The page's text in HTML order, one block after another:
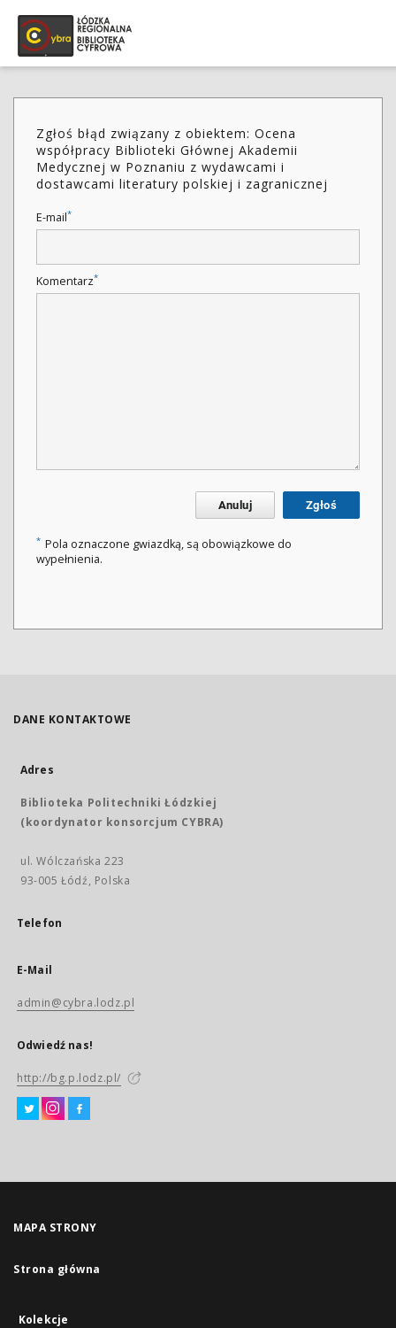
Zgłoś błąd związany z obiektem: Ocena
współpracy Biblioteki Głównej Akademii
Medycznej w Poznaniu z wydawcami i
dostawcami literatury polskiej i zagranicznej
E-mail*
Komentarz*
Anuluj Zgłoś
* Pola oznaczone gwiazdką, są obowiązkowe do
wypełnienia.
DANE KONTAKTOWE
Adres
Biblioteka Politechniki Łódzkiej
(koordynator konsorcjum CYBRA)
ul. Wólczańska 223
93-005 Łódź, Polska
Telefon
E-Mail
admin@cybra.lodz.pl
Odwiedź nas!
http://bg.p.lodz.pl/
MAPA STRONY
Strona główna
Kolekcje